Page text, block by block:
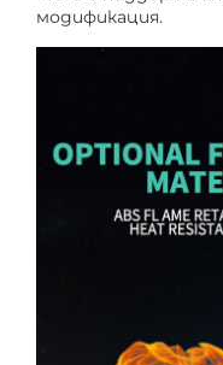
модификация.